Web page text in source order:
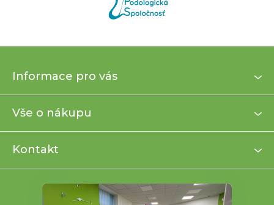
p
t
Informace pro vás
Vše o nákupu
Kontakt